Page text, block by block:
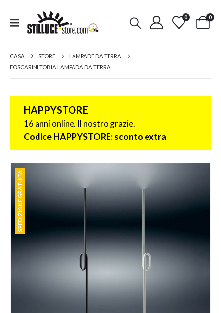
0 0
CASA STORE
LAMPADE DA TERRA
FOSCARINI TOBIA LAMPADA DA TERRA
HAPPYSTORE
16 anni online. Il nostro grazie.
Codice HAPPYSTORE: sconto extra
SPEDIZIONE GRATUITA
SPEDIZIONE GRATUITA